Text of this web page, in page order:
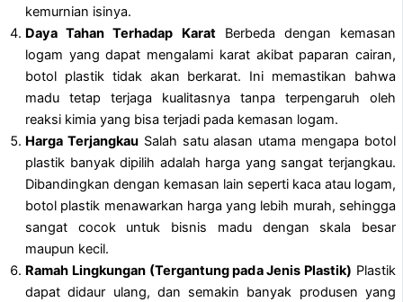
kemurnian isinya.
Daya Tahan Terhadap KaratBerbeda dengan kemasan
logam yang dapat mengalami karat akibat paparan cairan,
botol plastik tidak akan berkarat. Ini memastikan bahwa
madu tetap terjaga kualitasnya tanpa terpengaruh oleh
reaksi kimia yang bisa terjadi pada kemasan logam.
Harga TerjangkauSalah satu alasan utama mengapa botol
plastik banyak dipilih adalah harga yang sangat terjangkau.
Dibandingkan dengan kemasan lain seperti kaca atau logam,
botol plastik menawarkan harga yang lebih murah, sehingga
sangat cocok untuk bisnis madu dengan skala besar
maupun kecil.
Ramah Lingkungan (Tergantung pada Jenis Plastik) Plastik
dapat didaur ulang, dan semakin banyak produsen yang